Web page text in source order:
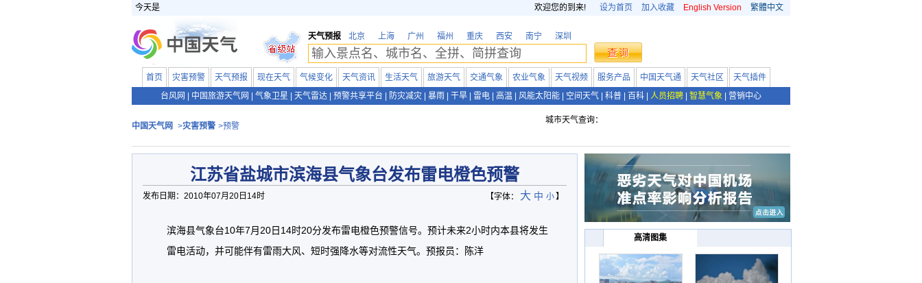
今天是 欢迎您的到来! 设为首页 加入收藏 English Version 繁體中文
天气预报 北京 上海 广州 福州 重庆 西安 南宁 深圳
首页 灾害预警 天气预报 现在天气 气候变化 天气资讯 生活天气 旅游天气 交通气象 农业气象 天气视频 服务产品 中国天气通 天气社区
天气插件
台风网
中国旅游天气网 气象卫星 天气雷达 预警共享平台 防灾减灾 暴雨 干旱 雷电 高温 风能太阳能 空间天气 科普 百科 人员招聘 智慧气象 营销中心
中国天气网 >灾害预警 >预警
城市天气查询：
江苏省盐城市滨海县气象台发布雷电橙色预警
发布日期：2010年07月20日14时 【字体： 大 中 小】
滨海县气象台10年7月20日14时20分发布雷电橙色预警信号。预计未来2小时内本县将发生
雷电活动，并可能伴有雷雨大风、短时强降水等对流性天气。预报员：陈洋
高清图集